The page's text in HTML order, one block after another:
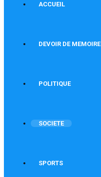
ACCUEIL
DEVOIR DE MEMOIRE
POLITIQUE
SOCIETE
SPORTS